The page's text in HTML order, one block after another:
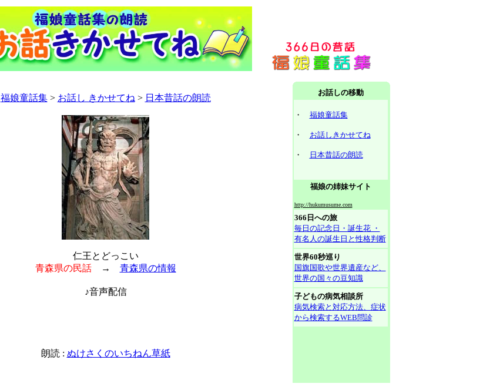
福娘童話集> お話し きかせてね > 日本昔話の朗読
仁王とどっこい
青森県の民話→ 青森県の情報
♪音声配信
朗読 : ぬけさくのいちねん草紙
お話しの移動
・ 福娘童話集
・ お話しきかせてね
・ 日本昔話の朗読
福娘の姉妹サイト
http://hukumusume.com
366日への旅
毎日の記念日・誕生花 ・
有名人の誕生日と性格判断
世界60秒巡り
国旗国歌や世界遺産など、
世界の国々の豆知識
子どもの病気相談所
病気検索と対応方法、症状
から検索するWEB問診